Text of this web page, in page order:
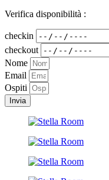
Verifica disponibilità :
checkin
checkout
Nome
Email
Ospiti
Invia